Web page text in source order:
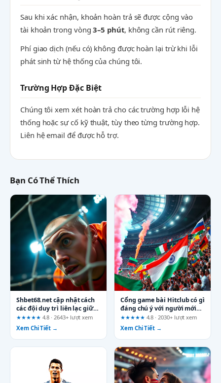
Sau khi xác nhận, khoản hoàn trả sẽ được cộng vào
tài khoản trong vòng3–5 phút, không cần rút riêng.
Phí giao dịch (nếu có) không được hoàn lại trừ khi lỗi
phát sinh từ hệ thống của chúng tôi.
Trường Hợp Đặc Biệt
Chúng tôi xem xét hoàn trả cho các trường hợp lỗi hệ
thống hoặc sự cố kỹ thuật, tùy theo từng trường hợp.
Liên hệ email để được hỗ trợ.
Bạn Có Thể Thích
Shbet68.net cập nhật cách
các đội duy trì liên lạc giữa
các tuyến trong thời điểm
áp lực cao tại bán kết
★★★★★ 4.8 · 2643+ lượt xem
Xem Chi Tiết →
Cổng game bài Hitclub có gì
đáng chú ý với người mới
tham gia
★★★★★ 4.8 · 2030+ lượt xem
Xem Chi Tiết →